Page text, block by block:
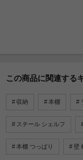
この商品に関連する
収納 本棚
スチール シェルフ
本棚 つっぱり 壁